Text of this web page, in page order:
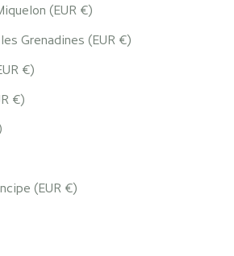
(EUR €)
Grenadines (EUR €)
€)
€)
(EUR €)